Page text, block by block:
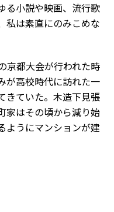
る小説や映画、流行歌
私は素直にのみこめな
京都大会が行われた時
みが高校時代に訪れた一
きていた。木造下見張
家はその頃から減り始
ようにマンションが建